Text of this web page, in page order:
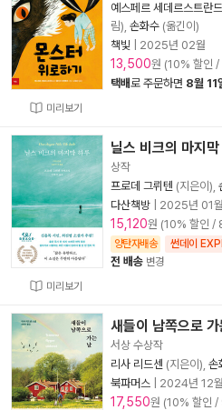
미리보기
예스페르 세데르스트란드
림), 손화수 (옮긴이)
책빛
2025년 02월
13,500원 (10% 할인
택배로 주문하면 8월 11
미리보기
닐스 비크의 마지
상작
프로데 그뤼텐 (지은이),
다산책방
2025년 01월
15,120원 (10% 할인 /
양탄자배송 썬데이
전 배송 변경
새들이 남쪽으로
서상 수상작
리사 리드센 (지은이), 손
북파머스
2024년 12월
17,550원 (10% 할인